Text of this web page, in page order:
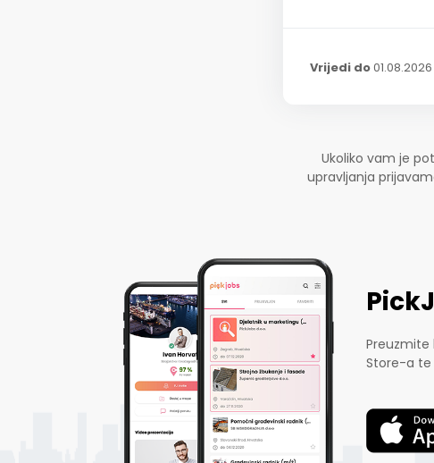
Vrijedi do01.08.2026
Ukoliko vam je
upravljanja
Preuzmite
Store-a te